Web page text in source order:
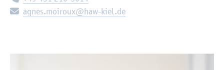
E-Mail:
agnes.​moiroux@​haw-​kiel.​de